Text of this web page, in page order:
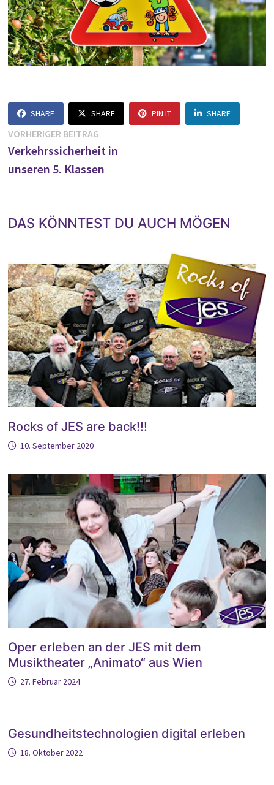
SHARE SHARE PIN IT SHARE
Beitragsnavigation
VORHERIGER BEITRAGVorheriger
Beitrag:
Verkehrssicherheit in
unseren 5. Klassen
DAS KÖNNTEST DU AUCH MÖGEN
Rocks of JES are back!!!
10. September 2020
Oper erleben an der JES mit dem
Musiktheater „Animato“ aus Wien
27. Februar 2024
Gesundheitstechnologien digital erleben
18. Oktober 2022